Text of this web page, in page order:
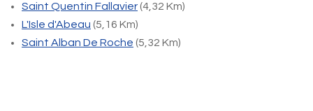
Saint Quentin Fallavier(4,32 Km)
L'Isle d'Abeau (5,16 Km)
Saint Alban De Roche (5,32 Km)